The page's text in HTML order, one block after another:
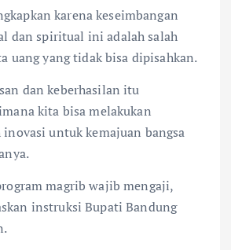
karena keseimbangan
dan spiritual ini adalah salah
uang yang tidak bisa dipisahkan.
dan keberhasilan itu
kita bisa melakukan
untuk kemajuan bangsa
magrib wajib mengaji,
instruksi Bupati Bandung